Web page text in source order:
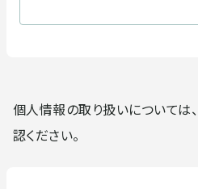
個人情報の取り扱いについては
認ください。